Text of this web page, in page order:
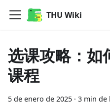
THU Wiki
选课攻略：如
课程
5 de enero de 2025 · 3 min de